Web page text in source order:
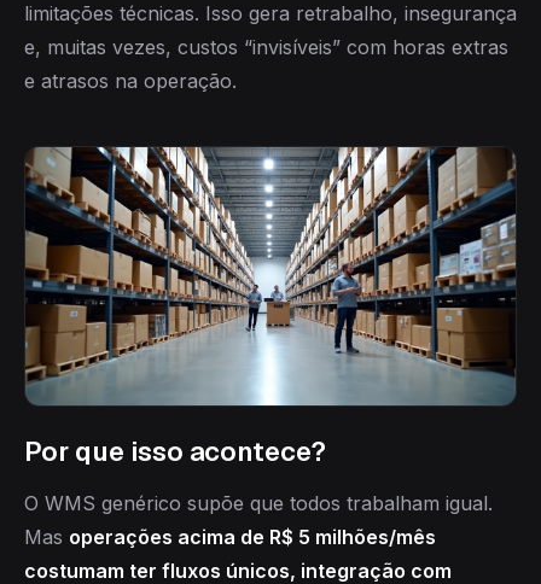
limitações técnicas. Isso gera retrabalho, insegurança
e, muitas vezes, custos “invisíveis” com horas extras
e atrasos na operação.
Por que isso acontece?
O WMS genérico supõe que todos trabalham igual.
Mas operações acima de R$ 5 milhões/mês
costumam ter fluxos únicos, integração com